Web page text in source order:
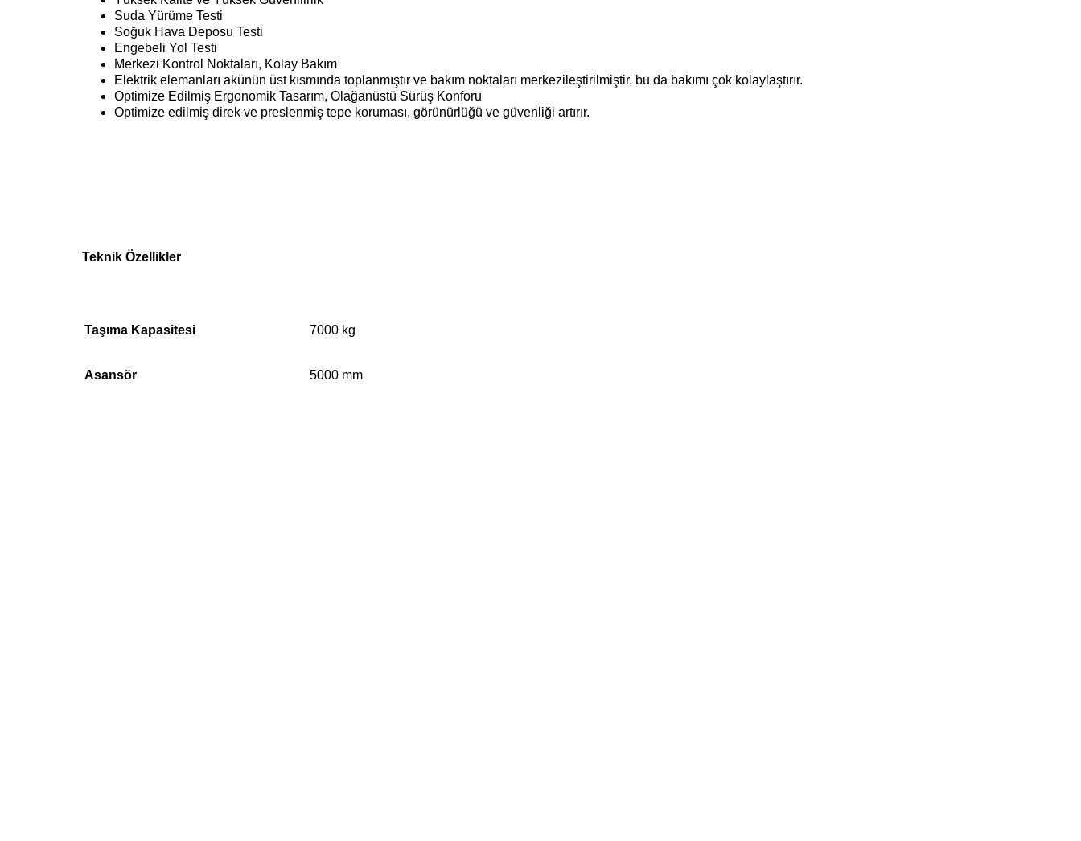
Suda Yürüme Testi
Soğuk Hava Deposu Testi
Engebeli Yol Testi
Merkezi Kontrol Noktaları, Kolay Bakım
Elektrik elemanları akünün üst kısmında toplanmıştır ve bakım noktaları merkezileştirilmiştir, bu da bakımı çok kolaylaştırır.
Optimize Edilmiş Ergonomik Tasarım, Olağanüstü Sürüş Konforu
Optimize edilmiş direk ve preslenmiş tepe koruması, görünürlüğü ve güvenliği artırır.
Teknik Özellikler
Taşıma Kapasitesi 7000 kg
Asansör 5000 mm